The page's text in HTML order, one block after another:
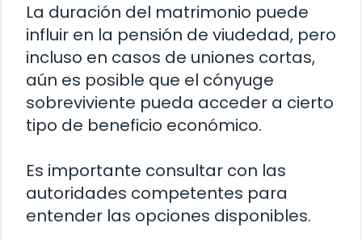
La duración del matrimonio puede
influir en la pensión de viudedad, pero
incluso en casos de uniones cortas,
aún es posible que el cónyuge
sobreviviente pueda acceder a cierto
tipo de beneficio económico.
Es importante consultar con las
autoridades competentes para
entender las opciones disponibles.